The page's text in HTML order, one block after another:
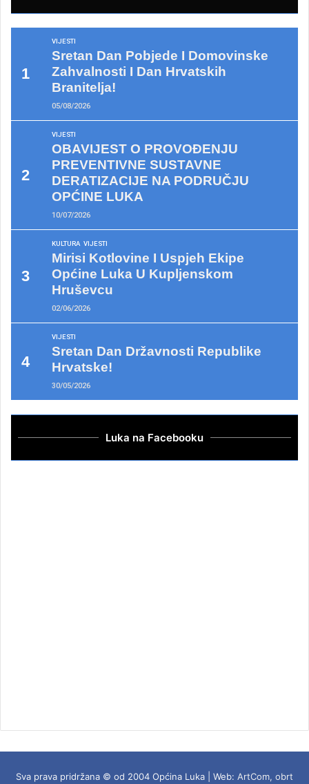
VIJESTI
Sretan Dan Pobjede I Domovinske
Zahvalnosti I Dan Hrvatskih
Branitelja!
05/08/2026
VIJESTI
OBAVIJEST O PROVOĐENJU
PREVENTIVNE SUSTAVNE
DERATIZACIJE NA PODRUČJU
OPĆINE LUKA
10/07/2026
KULTURA VIJESTI
Mirisi Kotlovine I Uspjeh Ekipe
Općine Luka U Kupljenskom
Hruševcu
02/06/2026
VIJESTI
Sretan Dan Državnosti Republike
Hrvatske!
30/05/2026
Luka na Facebooku
Sva prava pridržana © od 2004 Općina Luka | Web: ArtCom, obrt